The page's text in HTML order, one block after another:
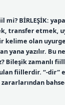
mi? BİRLEŞİK:
transfer etmek,
kelime olan
yana yazılır. Bu
Bileşik zamanlı
fiillerdir. “-dir”